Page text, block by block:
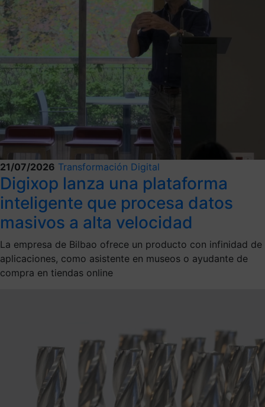
21/07/2026 Transformación Digital
Digixop lanza una plataforma
inteligente que procesa datos
masivos a alta velocidad
La empresa de Bilbao ofrece un producto con infinidad de
aplicaciones, como asistente en museos o ayudante de
compra en tiendas online